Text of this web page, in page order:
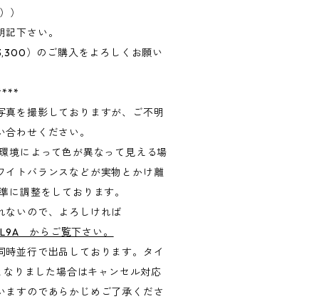
）
下さい。
）のご購入をよろしくお願い
を撮影しておりますが、ご不明
わせください。
境によって色が異なって見える場
イトバランスなどが実物とかけ離
に調整をしております。
ないので、よろしければ
からご覧下さい。
並行で出品しております。タイ
りました場合はキャンセル対応
ますのであらかじめご了承くださ